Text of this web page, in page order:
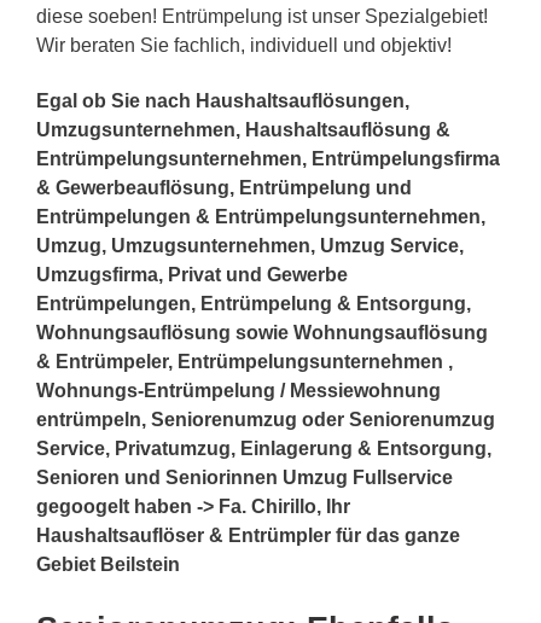
diese soeben! Entrümpelung ist unser Spezialgebiet!
Wir beraten Sie fachlich, individuell und objektiv!
Egal ob Sie nach Haushaltsauflösungen,
Umzugsunternehmen, Haushaltsauflösung &
Entrümpelungsunternehmen, Entrümpelungsfirma
& Gewerbeauflösung, Entrümpelung und
Entrümpelungen & Entrümpelungsunternehmen,
Umzug, Umzugsunternehmen, Umzug Service,
Umzugsfirma, Privat und Gewerbe
Entrümpelungen, Entrümpelung & Entsorgung,
Wohnungsauflösung sowie Wohnungsauflösung
& Entrümpeler, Entrümpelungsunternehmen ,
Wohnungs-Entrümpelung / Messiewohnung
entrümpeln, Seniorenumzug oder Seniorenumzug
Service, Privatumzug, Einlagerung & Entsorgung,
Senioren und Seniorinnen Umzug Fullservice
gegoogelt haben -> Fa. Chirillo, Ihr
Haushaltsauflöser & Entrümpler für das ganze
Gebiet Beilstein